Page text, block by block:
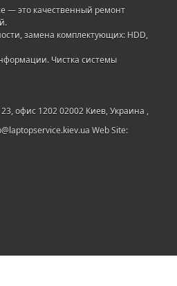
— это качественный ремонт
замена комплектующих: HDD,
Чистка системы
офис 1202 02002 Киев, Украина ,
Web Site: